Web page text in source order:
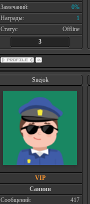
Замечаний:
0%
Награды:
1
Статус
Offline
3
Snejok
VIP
Саннин
Сообщений:
417